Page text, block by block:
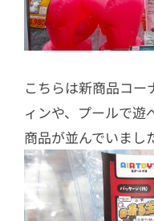
こちらは新商品コ
ィンや、プールで遊
商品が並んでいまし